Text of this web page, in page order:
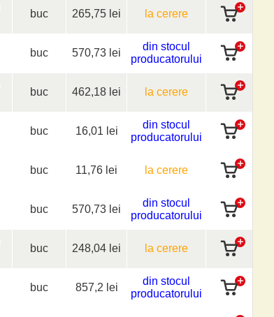
buc 265,75 lei la cerere
buc 570,73 lei
din stocul
producatorului
buc 462,18 lei la cerere
buc 16,01 lei
din stocul
producatorului
buc 11,76 lei la cerere
buc 570,73 lei
din stocul
producatorului
buc 248,04 lei la cerere
buc 857,2 lei
din stocul
producatorului